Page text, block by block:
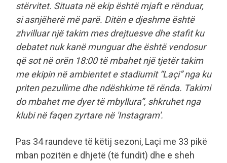
stërvitet. Situata në ekip është mjaft e rënduar,
si asnjëherë më parë. Ditën e djeshme është
zhvilluar një takim mes drejtuesve dhe stafit ku
debatet nuk kanë munguar dhe është vendosur
që sot në orën 18:00 të mbahet një tjetër takim
me ekipin në ambientet e stadiumit “Laçi” nga ku
priten pezullime dhe ndëshkime të rënda. Takimi
do mbahet me dyer të mbyllura”, shkruhet nga
klubi në faqen zyrtare në 'Instagram'.
Pas 34 raundeve të këtij sezoni, Laçi me 33 pikë
mban pozitën e dhjetë (të fundit) dhe e sheh